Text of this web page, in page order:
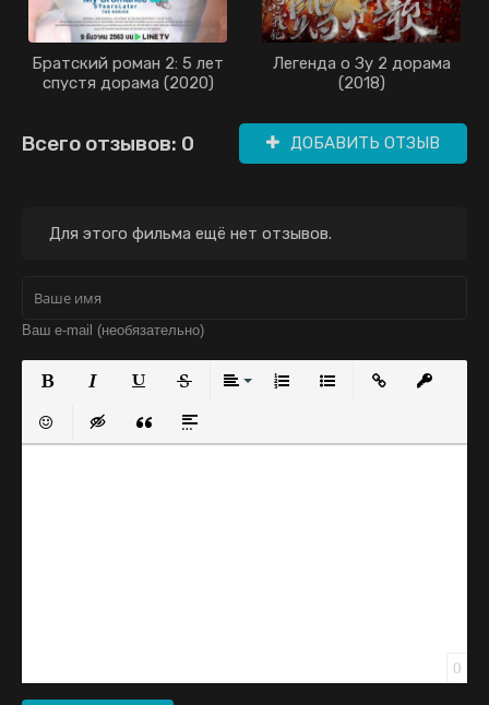
Братский роман 2: 5 лет
спустя дорама (2020)
Легенда о Зу 2 дорама
(2018)
Всего отзывов: 0 ДОБАВИТЬ ОТЗЫВ
Для этого фильма ещё нет отзывов.
Вставить смайлик
Вставка скрытого текста
Вставка цитаты
Вставка спойлера
0